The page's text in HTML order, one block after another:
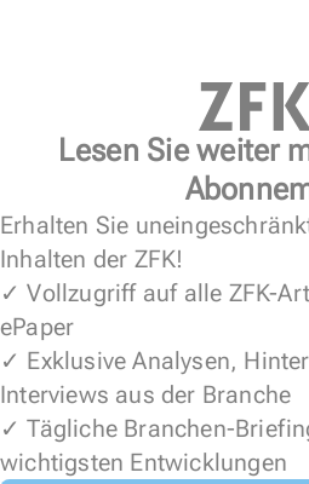
Lesen Sie weiter
Erhalten Sie
Inhalten der ZFK!
✓ Vollzugriff auf alle ZFK-
ePaper
✓ Exklusive Analysen,
Interviews aus der Branche
✓ Tägliche Branchen-
wichtigsten Entwicklungen